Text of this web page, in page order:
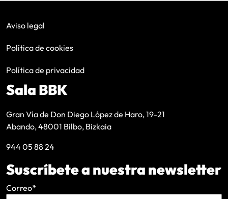
Aviso legal
Política de cookies
Política de privacidad
Sala BBK
Gran Vía de Don Diego López de Haro, 19-21
Abando, 48001 Bilbo, Bizkaia
944 05 88 24
Suscríbete a nuestra newsletter
Correo*